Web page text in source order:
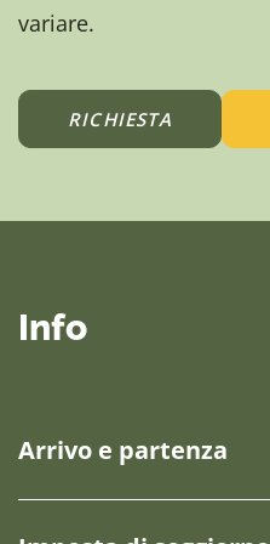
variare.
RICHIESTA
Info
Arrivo e partenza